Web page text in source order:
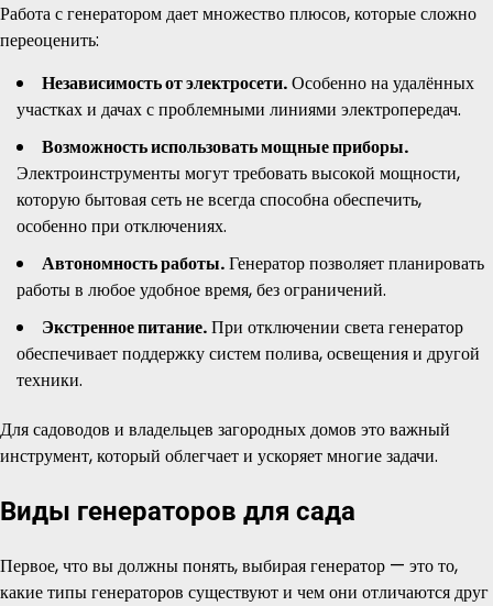
Работа с генератором дает множество плюсов, которые сложно
переоценить:
Независимость от электросети.Особенно на удалённых
участках и дачах с проблемными линиями электропередач.
Возможность использовать мощные приборы.
Электроинструменты могут требовать высокой мощности,
которую бытовая сеть не всегда способна обеспечить,
особенно при отключениях.
Автономность работы.Генератор позволяет планировать
работы в любое удобное время, без ограничений.
Экстренное питание.При отключении света генератор
обеспечивает поддержку систем полива, освещения и другой
техники.
Для садоводов и владельцев загородных домов это важный
инструмент, который облегчает и ускоряет многие задачи.
Виды генераторов для сада
Первое, что вы должны понять, выбирая генератор — это то,
какие типы генераторов существуют и чем они отличаются друг